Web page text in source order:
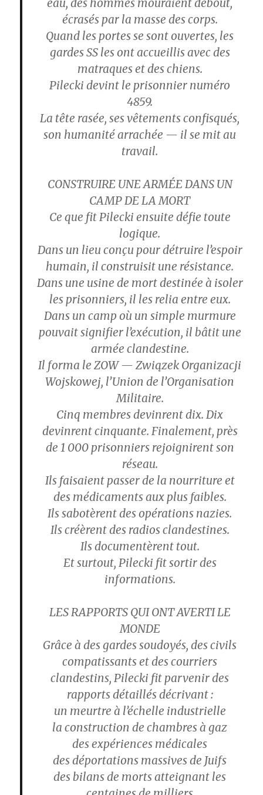
eau, des hommes mouraient debout,
écrasés par la masse des corps.
Quand les portes se sont ouvertes, les
gardes SS les ont accueillis avec des
matraques et des chiens.
Pilecki devint le prisonnier numéro
4859.
La tête rasée, ses vêtements confisqués,
son humanité arrachée — il se mit au
travail.
CONSTRUIRE UNE ARMÉE DANS UN
CAMP DE LA MORT
Ce que fit Pilecki ensuite défie toute
logique.
Dans un lieu conçu pour détruire l’espoir
humain, il construisit une résistance.
Dans une usine de mort destinée à isoler
les prisonniers, il les relia entre eux.
Dans un camp où un simple murmure
pouvait signifier l’exécution, il bâtit une
armée clandestine.
Il forma le ZOW — Związek Organizacji
Wojskowej, l’Union de l’Organisation
Militaire.
Cinq membres devinrent dix. Dix
devinrent cinquante. Finalement, près
de 1 000 prisonniers rejoignirent son
réseau.
Ils faisaient passer de la nourriture et
des médicaments aux plus faibles.
Ils sabotèrent des opérations nazies.
Ils créèrent des radios clandestines.
Ils documentèrent tout.
Et surtout, Pilecki fit sortir des
informations.
LES RAPPORTS QUI ONT AVERTI LE
MONDE
Grâce à des gardes soudoyés, des civils
compatissants et des courriers
clandestins, Pilecki fit parvenir des
rapports détaillés décrivant :
un meurtre à l’échelle industrielle
la construction de chambres à gaz
des expériences médicales
des déportations massives de Juifs
des bilans de morts atteignant les